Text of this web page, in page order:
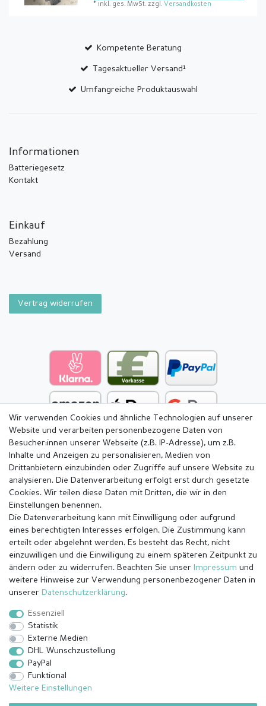
* inkl. ges. MwSt. zzgl. Versandkosten
Kompetente Beratung
Tagesaktueller Versand¹
Umfangreiche Produktauswahl
Informationen
Batteriegesetz
Kontakt
Einkauf
Bezahlung
Versand
Vertrag widerrufen
Impressum Daten­schutz­erklärung
Barrierefreiheitserklärung
Wir verwenden Cookies und ähnliche Technologien auf unserer
Website und verarbeiten personenbezogene Daten von
Besucher:innen unserer Webseite (z.B. IP-Adresse), um z.B.
Inhalte und Anzeigen zu personalisieren, Medien von
Drittanbietern einzubinden oder Zugriffe auf unsere Website zu
analysieren. Die Datenverarbeitung erfolgt erst durch gesetzte
Cookies. Wir teilen diese Daten mit Dritten, die wir in den
Einstellungen benennen.
Die Datenverarbeitung kann mit Einwilligung oder aufgrund
eines berechtigten Interesses erfolgen. Die Zustimmung kann
erteilt oder abgelehnt werden. Es besteht das Recht, nicht
einzuwilligen und die Einwilligung zu einem späteren Zeitpunkt zu
ändern oder zu widerrufen. Beachten Sie unser Impressum und
weitere Hinweise zur Verwendung personenbezogener Daten in
unserer Daten­schutz­erklärung.
Essenziell
Statistik
Externe Medien
DHL Wunschzustellung
PayPal
Funktional
Weitere Einstellungen